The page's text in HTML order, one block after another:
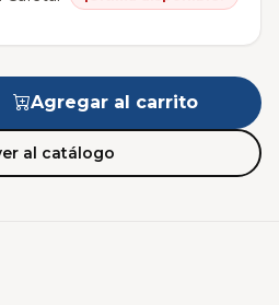
Agregar al carrito
al catálogo